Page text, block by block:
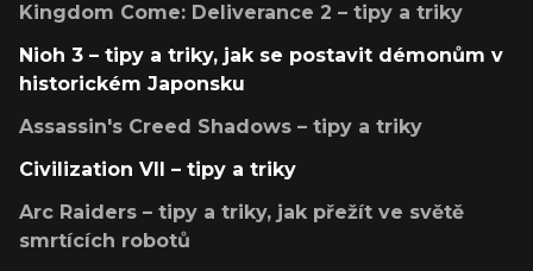
Kingdom Come: Deliverance 2 – tipy a triky
Nioh 3 – tipy a triky, jak se postavit démonům v
historickém Japonsku
Assassin's Creed Shadows – tipy a triky
Civilization VII – tipy a triky
Arc Raiders – tipy a triky, jak přežít ve světě
smrtících robotů